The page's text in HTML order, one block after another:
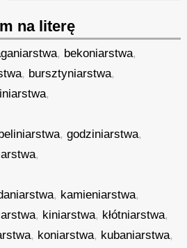
na literę
, bekoniarstwa,
, bursztyniarstwa,
,
,godziniarstwa,
,
, kamieniarstwa,
, kiniarstwa, kłótniarstwa,
, koniarstwa, kubaniarstwa,